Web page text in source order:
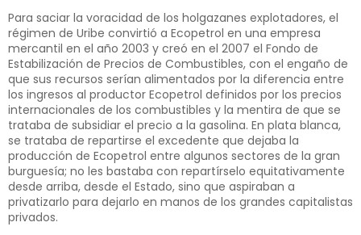
Para saciar la voracidad de los holgazanes explotadores, el
régimen de Uribe convirtió a Ecopetrol en una empresa
mercantil en el año 2003 y creó en el 2007 el Fondo de
Estabilización de Precios de Combustibles, con el engaño de
que sus recursos serían alimentados por la diferencia entre
los ingresos al productor Ecopetrol definidos por los precios
internacionales de los combustibles y la mentira de que se
trataba de subsidiar el precio a la gasolina. En plata blanca,
se trataba de repartirse el excedente que dejaba la
producción de Ecopetrol entre algunos sectores de la gran
burguesía; no les bastaba con repartírselo equitativamente
desde arriba, desde el Estado, sino que aspiraban a
privatizarlo para dejarlo en manos de los grandes capitalistas
privados.